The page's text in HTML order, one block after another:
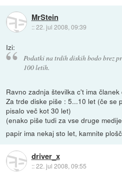
MrStein
::22. jul 2008, 09:39
Izi:
Podatki na trdih diskih bodo brez
100 letih.
Ravno zadnja številka c't ima
Za trde diske piše : 5...10 let (če se
pisalo več kot 30 let)
(enako piše tudi za vse druge
papir ima nekaj sto let, kamnite
driver_x
::22. jul 2008, 09:55